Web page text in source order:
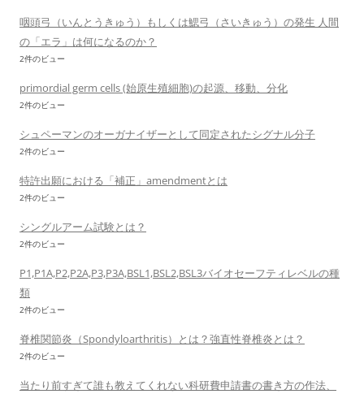
咽頭弓（いんとうきゅう）もしくは鰓弓（さいきゅう）の発生 人間
の「エラ」は何になるのか？
2件のビュー
primordial germ cells (始原生殖細胞)の起源、移動、分化
2件のビュー
シュペーマンのオーガナイザーとして同定されたシグナル分子
2件のビュー
特許出願における「補正」amendmentとは
2件のビュー
シングルアーム試験とは？
2件のビュー
P1,P1A,P2,P2A,P3,P3A,BSL1,BSL2,BSL3バイオセーフティレベルの種
類
2件のビュー
脊椎関節炎（Spondyloarthritis）とは？強直性脊椎炎とは？
2件のビュー
当たり前すぎて誰も教えてくれない科研費申請書の書き方の作法、